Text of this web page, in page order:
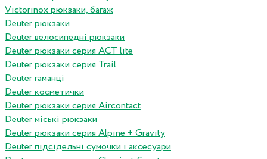
Victorinox рюкзаки, багаж
Deuter рюкзаки
Deuter велосипедні рюкзаки
Deuter рюкзаки серия ACT lite
Deuter рюкзаки серия Trail
Deuter гаманці
Deuter косметички
Deuter рюкзаки серия Aircontact
Deuter міські рюкзаки
Deuter рюкзаки серия Alpine + Gravity
Deuter підсідельні сумочки і аксесуари